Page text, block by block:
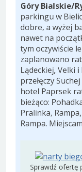
Góry Bialskie/
parkingu w
dobre, a wyżej
nawet na
tym oczywiście
zaplanowano
Lądeckiej, Velki
przełęczy
hotel Paprsek
bieżąco:
Pralinka,
Rampa.
Sprawdź ofertę